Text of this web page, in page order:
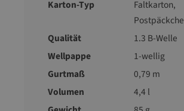
Karton-Typ
Faltkarton,
Qualität
1.3 B-Welle
Wellpappe
1-wellig
Gurtmaß
0,79 m
Volumen
4,4 l